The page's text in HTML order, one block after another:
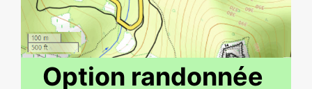
Option randonnée